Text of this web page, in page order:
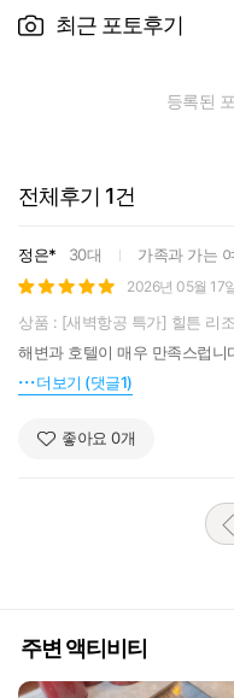
금/토 11:00 ~
일요일(공휴일)
취소 정책
체크인 4일~15
체크인 3일전 취
체크인 16일 이
온 시즌 기준 :
체크인 4일~21일
체크인 22일 이
체크인 4일~81일
자
Q 1박 할인은 어떻
메
최근 포토후기
등록된
전체후기 1건
정은* 30대 가족과 가는
2026년 05월 17
상품 : [새벽항공 특가] 힐튼 리
해변과 호텔이 매우 만족스럽
더보기 (댓글1)
좋아요 0개
주변 액티비티